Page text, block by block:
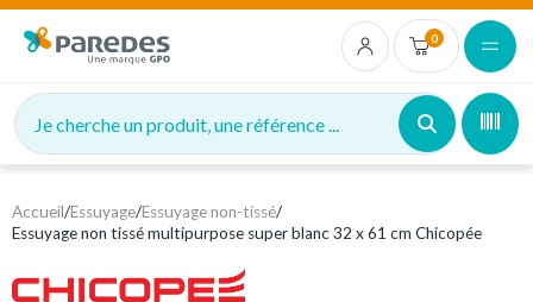
0
Je cherche un produit, une référence ...
Accueil/Essuyage/Essuyage non-tissé/
Essuyage non tissé multipurpose super blanc 32 x 61 cm Chicopée